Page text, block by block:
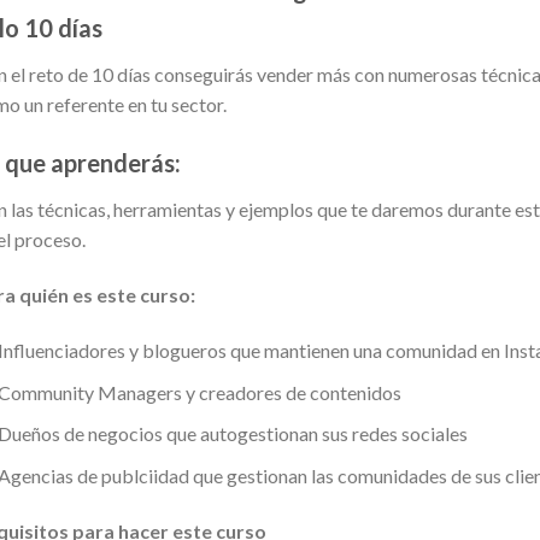
10 días
el reto de 10 días conseguirás vender más con numerosas
un referente en tu sector.
que aprenderás:
las técnicas, herramientas y ejemplos que te daremos durante
proceso.
quién es este curso:
y blogueros que mantienen una comunidad en
Managers y creadores de contenidos
de negocios que autogestionan sus redes sociales
de publciidad que gestionan las comunidades de sus
para hacer este curso